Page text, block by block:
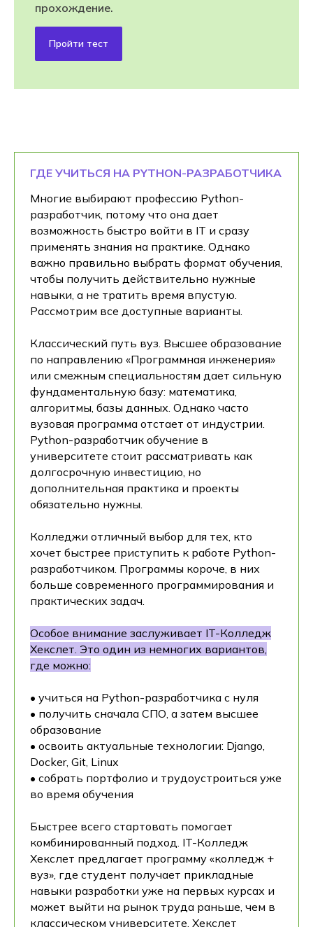
прохождение.
Пройти тест
ГДЕ УЧИТЬСЯ НА PYTHON-РАЗРАБОТЧИКА
Многие выбирают профессию Python-
разработчик, потому что она дает
возможность быстро войти в IT и сразу
применять знания на практике. Однако
важно правильно выбрать формат обучения,
чтобы получить действительно нужные
навыки, а не тратить время впустую.
Рассмотрим все доступные варианты.
Классический путь вуз. Высшее образование
по направлению «Программная инженерия»
или смежным специальностям дает сильную
фундаментальную базу: математика,
алгоритмы, базы данных. Однако часто
вузовая программа отстает от индустрии.
Python-разработчик обучение в
университете стоит рассматривать как
долгосрочную инвестицию, но
дополнительная практика и проекты
обязательно нужны.
Колледжи отличный выбор для тех, кто
хочет быстрее приступить к работе Python-
разработчиком. Программы короче, в них
больше современного программирования и
практических задач.
Особое внимание заслуживает IT-Колледж
Хекслет. Это один из немногих вариантов,
где можно:
• учиться на Python-разработчика с нуля
• получить сначала СПО, а затем высшее
образование
• освоить актуальные технологии: Django,
Docker, Git, Linux
• собрать портфолио и трудоустроиться уже
во время обучения
Быстрее всего стартовать помогает
комбинированный подход. IT-Колледж
Хекслет предлагает программу «колледж +
вуз», где студент получает прикладные
навыки разработки уже на первых курсах и
может выйти на рынок труда раньше, чем в
классическом университете. Хекслет